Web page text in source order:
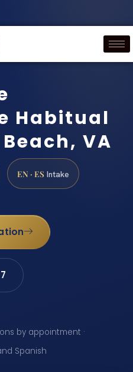
Habitual
VA
EN · ES Intake
by appointment ·
Spanish